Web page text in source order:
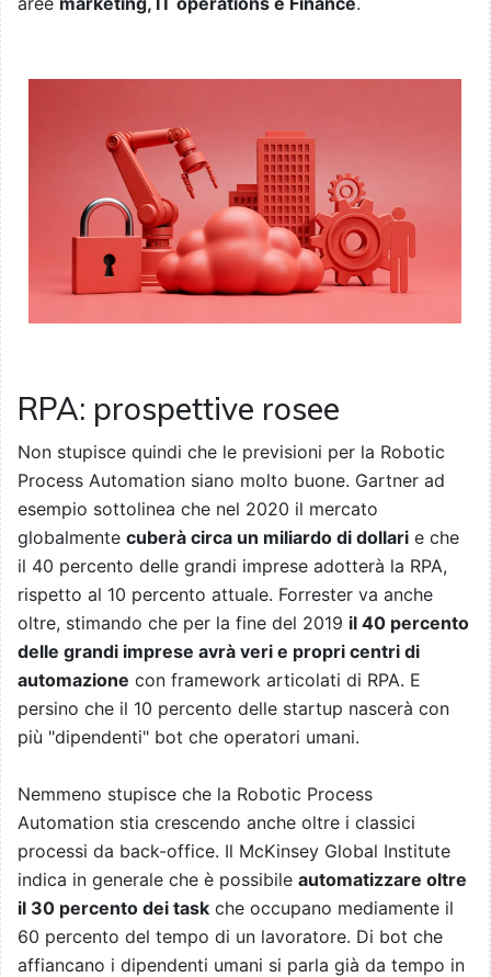
RPA: prospettive rosee
Non stupisce quindi che le previsioni per la Robotic
Process Automation siano molto buone. Gartner ad
esempio sottolinea che nel 2020 il mercato
globalmente cuberà circa un miliardo di dollari e che
il 40 percento delle grandi imprese adotterà la RPA,
rispetto al 10 percento attuale. Forrester va anche
oltre, stimando che per la fine del 2019 il 40 percento
delle grandi imprese avrà veri e propri centri di
automazione con framework articolati di RPA. E
persino che il 10 percento delle startup nascerà con
più "dipendenti" bot che operatori umani.
Nemmeno stupisce che la Robotic Process
Automation stia crescendo anche oltre i classici
processi da back-office. Il McKinsey Global Institute
indica in generale che è possibile automatizzare oltre
il 30 percento dei task che occupano mediamente il
60 percento del tempo di un lavoratore. Di bot che
affiancano i dipendenti umani si parla già da tempo in